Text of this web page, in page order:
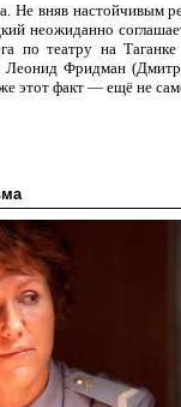
Не вняв настойчивым
неожиданно
по театру на
Леонид Фридман
этот факт — ещё не